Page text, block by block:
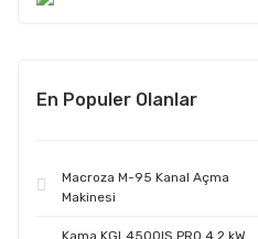
En Populer Olanlar
Macroza M-95 Kanal Açma
Makinesi
Kama KGL4500IS PRO 4.2 kW